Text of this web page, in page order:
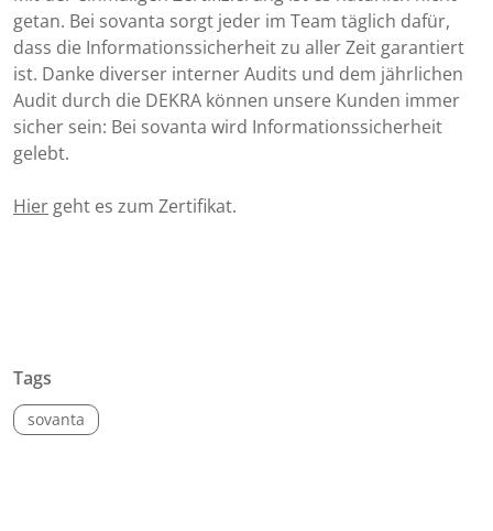
getan. Bei sovanta sorgt jeder im Team täglich dafür,
dass die Informationssicherheit zu aller Zeit garantiert
ist. Danke diverser interner Audits und dem jährlichen
Audit durch die DEKRA können unsere Kunden immer
sicher sein: Bei sovanta wird Informationssicherheit
gelebt.
Hier geht es zum Zertifikat.
Tags
sovanta